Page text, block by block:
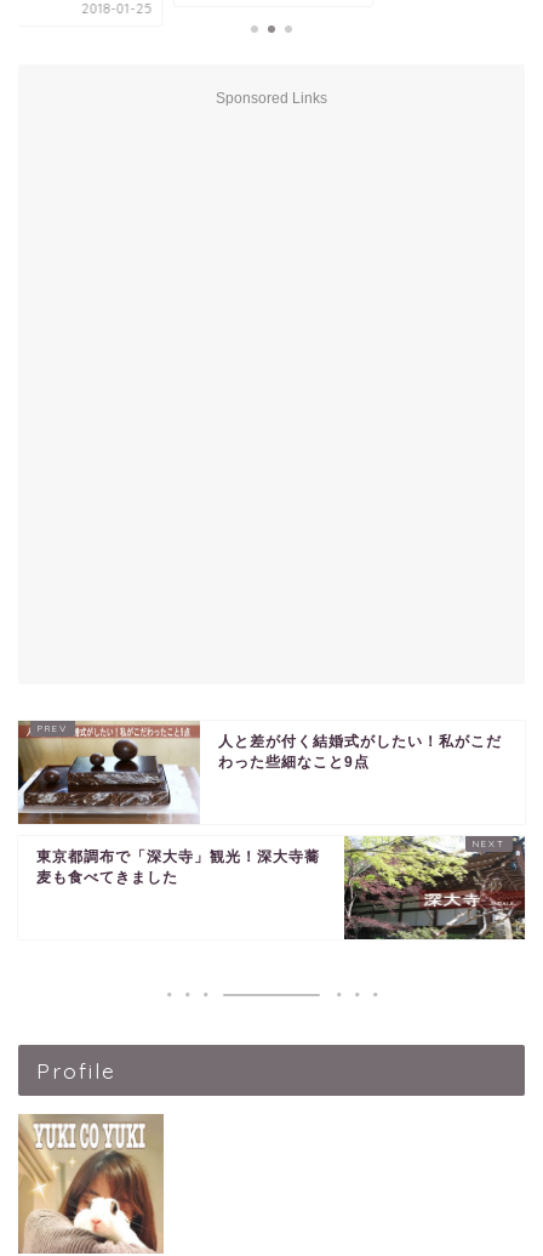
2018-01-25
Sponsored Links
人と差が付く結婚式がしたい！私がこだ
わった些細なこと9点
東京都調布で「深大寺」観光！深大寺蕎
麦も食べてきました
Profile